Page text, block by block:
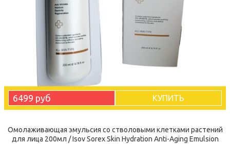
6499 руб КУПИТЬ
Омолаживающая эмульсия со стволовыми клетками растений
для лица 200мл / Isov Sorex Skin Hydration Anti-Aging Emulsion